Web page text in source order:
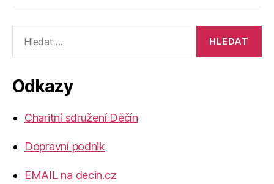
vyhledávání:
Odkazy
Charitní sdružení Děčín
Dopravní podnik
EMAIL na decin.cz